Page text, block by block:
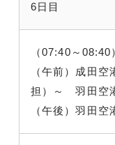
6日目
（07:40～
（午前）成田
担）～ 羽田空
（午後）羽田